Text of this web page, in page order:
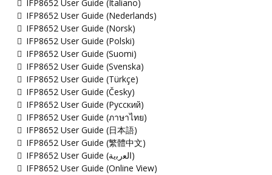
IFP8652 User Guide (Italiano)
IFP8652 User Guide (Nederlands)
IFP8652 User Guide (Norsk)
IFP8652 User Guide (Polski)
IFP8652 User Guide (Suomi)
IFP8652 User Guide (Svenska)
IFP8652 User Guide (Türkçe)
IFP8652 User Guide (Česky)
IFP8652 User Guide (Русский)
IFP8652 User Guide (ภาษาไทย)
IFP8652 User Guide (日本語)
IFP8652 User Guide (繁體中文)
IFP8652 User Guide (ﺍﻟﻌﺭﺑﻳﺔ)
IFP8652 User Guide (Online View)